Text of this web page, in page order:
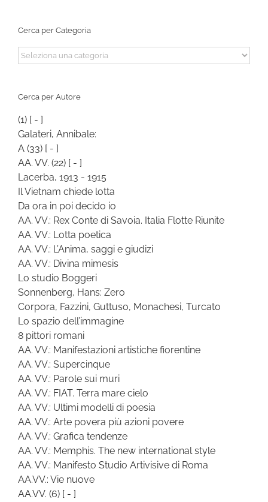
Cerca per Categoria
Cerca
per
Cerca per Autore
(1) [ - ]
Galateri, Annibale:
A (33) [ - ]
AA. VV. (22) [ - ]
Lacerba, 1913 - 1915
Il Vietnam chiede lotta
Da ora in poi decido io
AA. VV.: Rex Conte di Savoia. Italia Flotte Riunite
AA. VV.: Lotta poetica
AA. VV.: L’Anima, saggi e giudizi
AA. VV.: Divina mimesis
Lo studio Boggeri
Sonnenberg, Hans: Zero
Corpora, Fazzini, Guttuso, Monachesi, Turcato
Lo spazio dell’immagine
8 pittori romani
AA. VV.: Manifestazioni artistiche fiorentine
AA. VV.: Supercinque
AA. VV.: Parole sui muri
AA. VV.: FIAT. Terra mare cielo
AA. VV.: Ultimi modelli di poesia
AA. VV.: Arte povera più azioni povere
AA. VV.: Grafica tendenze
AA. VV.: Memphis. The new international style
AA. VV.: Manifesto Studio Artivisive di Roma
AA.VV.: Vie nuove
AA.VV. (6) [ - ]